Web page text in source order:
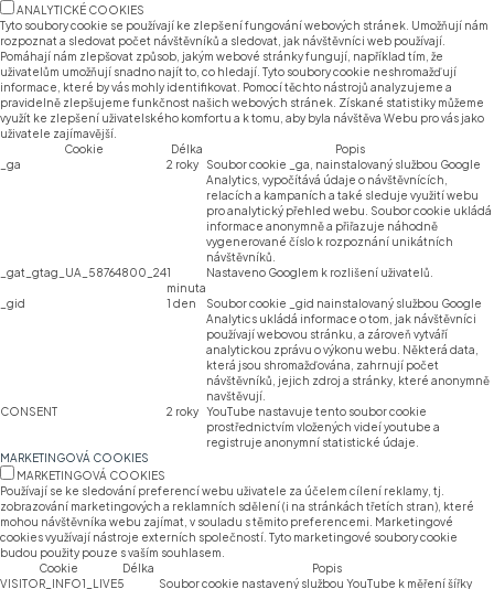
ANALYTICKÉ COOKIES
Tyto soubory cookie se používají ke zlepšení fungování webových stránek. Umožňují nám
rozpoznat a sledovat počet návštěvníků a sledovat, jak návštěvníci web používají.
Pomáhají nám zlepšovat způsob, jakým webové stránky fungují, například tím, že
uživatelům umožňují snadno najít to, co hledají. Tyto soubory cookie neshromažďují
informace, které by vás mohly identifikovat. Pomocí těchto nástrojů analyzujeme a
pravidelně zlepšujeme funkčnost našich webových stránek. Získané statistiky můžeme
využít ke zlepšení uživatelského komfortu a k tomu, aby byla návštěva Webu pro vás jako
uživatele zajímavější.
Cookie
Délka
Popis
_ga
2 roky
Soubor cookie _ga, nainstalovaný službou Google
Analytics, vypočítává údaje o návštěvnících,
relacích a kampaních a také sleduje využití webu
pro analytický přehled webu. Soubor cookie ukládá
informace anonymně a přiřazuje náhodně
vygenerované číslo k rozpoznání unikátních
návštěvníků.
_gat_gtag_UA_58764800_241
minuta
Nastaveno Googlem k rozlišení uživatelů.
_gid 1 den
Soubor cookie _gid nainstalovaný službou Google
Analytics ukládá informace o tom, jak návštěvníci
používají webovou stránku, a zároveň vytváří
analytickou zprávu o výkonu webu. Některá data,
která jsou shromažďována, zahrnují počet
návštěvníků, jejich zdroj a stránky, které anonymně
navštěvují.
CONSENT
2 roky YouTube nastavuje tento soubor cookie
prostřednictvím vložených videí youtube a
registruje anonymní statistické údaje.
MARKETINGOVÁ COOKIES
MARKETINGOVÁ COOKIES
Používají se ke sledování preferencí webu uživatele za účelem cílení reklamy, tj.
zobrazování marketingových a reklamních sdělení (i na stránkách třetích stran), které
mohou návštěvníka webu zajímat, v souladu s těmito preferencemi. Marketingové
cookies využívají nástroje externích společností. Tyto marketingové soubory cookie
budou použity pouze s vaším souhlasem.
Cookie
Délka
Popis
VISITOR_INFO1_LIVE5 Soubor cookie nastavený službou YouTube k měření šířky